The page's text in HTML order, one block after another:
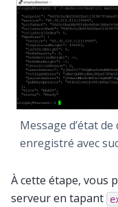
Message d’état
enregistré avec
À cette étape, vous
serveur en tapant